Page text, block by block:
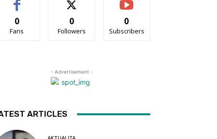
0
Fans
0
Followers
0
Subscribers
- Advertisement -
ARTICLES